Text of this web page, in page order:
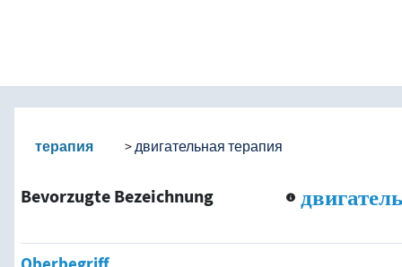
Inhalt nach
терапия двигательная терапия
Bevorzugte Bezeichnung